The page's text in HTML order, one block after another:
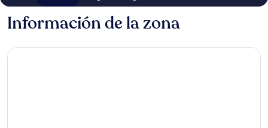
Información de la zona